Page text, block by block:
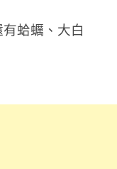
蛤蠣、大白